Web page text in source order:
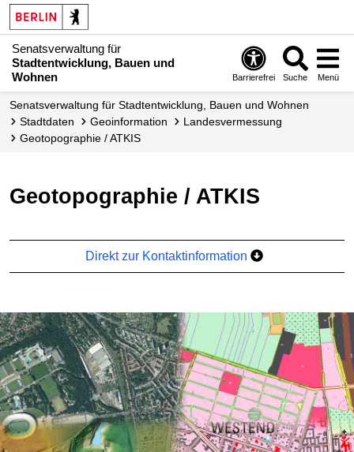
Senatsverwaltung für
Stadtentwicklung, Bauen und
Wohnen
Barrierefrei Suche Menü
Senats­verwaltung für Stadtentwicklung, Bauen und Wohnen
Stadtdaten
Geoinformation
Landes­vermessung
Geotopographie / ATKIS
Geotopographie / ATKIS
Direkt zur Kontaktinformation